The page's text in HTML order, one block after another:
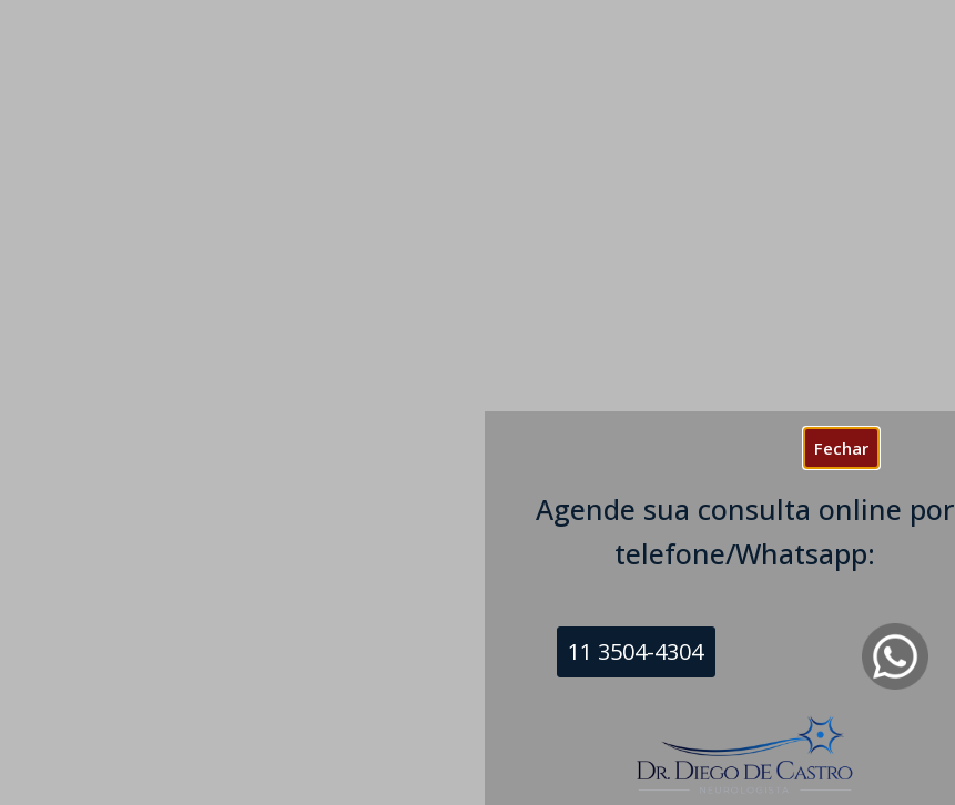
Fechar
Agende sua consulta online por
telefone/Whatsapp:
11 3504-4304